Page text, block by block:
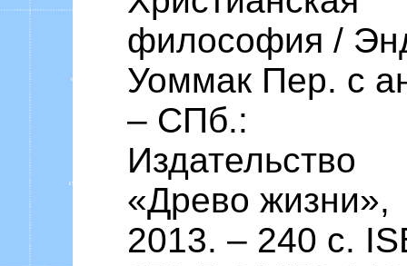
философия /
Уоммак Пер. с
– СПб.:
Издательство
«Древо жизни»,
2013. – 240 c.